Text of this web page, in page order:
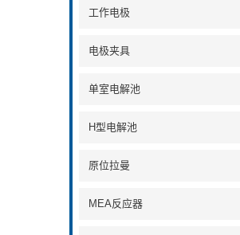
工作电极
电极夹具
单室电解池
H型电解池
原位拉曼
MEA反应器